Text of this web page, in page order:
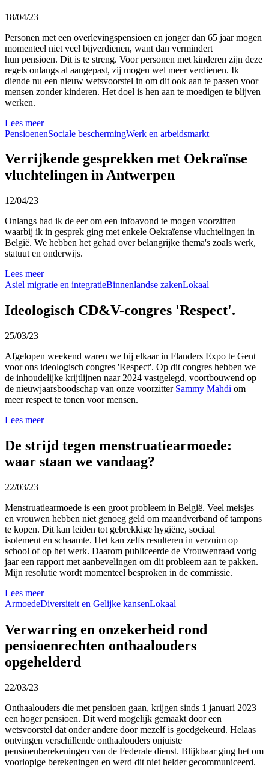
18/04/23
Personen met een overlevingspensioen en jonger dan 65 jaar mogen
momenteel niet veel bijverdienen, want dan vermindert
hun pensioen. Dit is te streng. Voor personen met kinderen zijn deze
regels onlangs al aangepast, zij mogen wel meer verdienen. Ik
diende nu een nieuw wetsvoorstel in om dit ook aan te passen voor
mensen zonder kinderen. Het doel is hen aan te moedigen te blijven
werken.
Lees meer
PensioenenSociale beschermingWerk en arbeidsmarkt
Verrijkende gesprekken met Oekraïnse
vluchtelingen in Antwerpen
12/04/23
Onlangs had ik de eer om een infoavond te mogen voorzitten
waarbij ik in gesprek ging met enkele Oekraïense vluchtelingen in
België. We hebben het gehad over belangrijke thema's zoals werk,
statuut en onderwijs.
Lees meer
Asiel migratie en integratieBinnenlandse zakenLokaal
Ideologisch CD&V-congres 'Respect'.
25/03/23
Afgelopen weekend waren we bij elkaar in Flanders Expo te Gent
voor ons ideologisch congres 'Respect'. Op dit congres hebben we
de inhoudelijke krijtlijnen naar 2024 vastgelegd, voortbouwend op
de nieuwjaarsboodschap van onze voorzitter Sammy Mahdi om
meer respect te tonen voor mensen.
Lees meer
De strijd tegen menstruatiearmoede:
waar staan we vandaag?
22/03/23
Menstruatiearmoede is een groot probleem in België. Veel meisjes
en vrouwen hebben niet genoeg geld om maandverband of tampons
te kopen. Dit kan leiden tot gebrekkige hygiëne, sociaal
isolement en schaamte. Het kan zelfs resulteren in verzuim op
school of op het werk. Daarom publiceerde de Vrouwenraad vorig
jaar een rapport met aanbevelingen om dit probleem aan te pakken.
Mijn resolutie wordt momenteel besproken in de commissie.
Lees meer
ArmoedeDiversiteit en Gelijke kansenLokaal
Verwarring en onzekerheid rond
pensioenrechten onthaalouders
opgehelderd
22/03/23
Onthaalouders die met pensioen gaan, krijgen sinds 1 januari 2023
een hoger pensioen. Dit werd mogelijk gemaakt door een
wetsvoorstel dat onder andere door mezelf is goedgekeurd. Helaas
ontvingen verschillende onthaalouders onjuiste
pensioenberekeningen van de Federale dienst. Blijkbaar ging het om
voorlopige berekeningen en werd dit niet helder gecommuniceerd.